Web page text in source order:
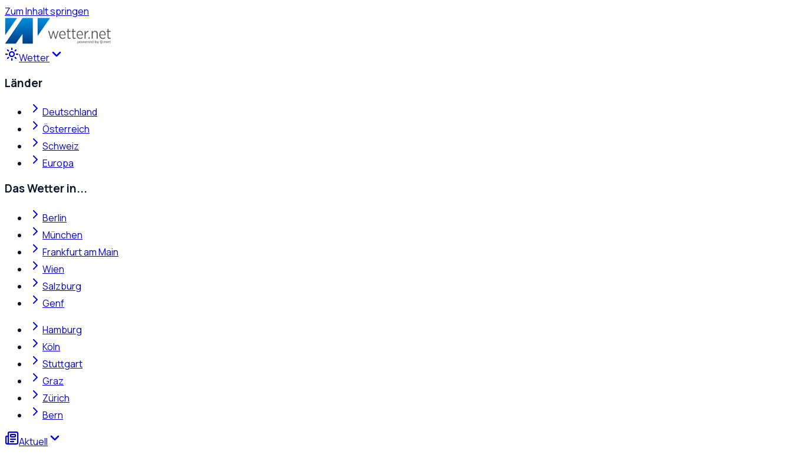
Zum Inhalt springen
Wetter
Länder
Deutschland
Österreich
Schweiz
Europa
Das Wetter in...
Berlin
München
Frankfurt am Main
Wien
Salzburg
Genf
Hamburg
Köln
Stuttgart
Graz
Zürich
Bern
Aktuell